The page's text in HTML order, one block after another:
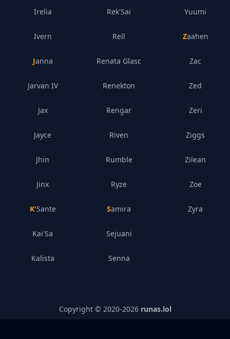
Irelia
Ivern
Janna
Jarvan IV
Jax
Jayce
Jhin
Jinx
K'Sante
Kai'Sa
Kalista
Rek'Sai
Rell
Renata Glasc
Renekton
Rengar
Riven
Rumble
Ryze
Samira
Sejuani
Senna
Yuumi
Zaahen
Zac
Zed
Zeri
Ziggs
Zilean
Zoe
Zyra
Copyright © 2020-2026 runas.lol